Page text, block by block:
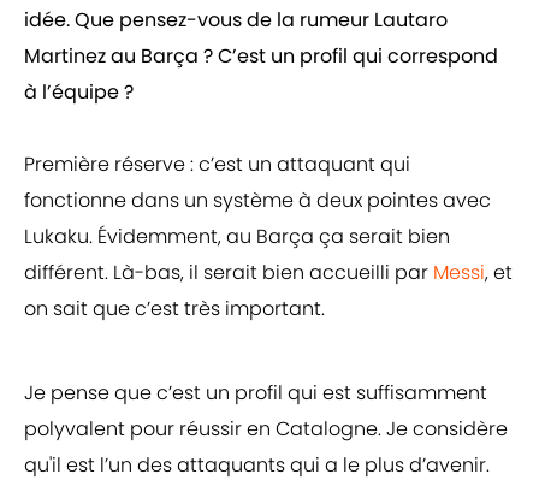
idée. Que pensez-vous de la rumeur Lautaro
Martinez au Barça ? C’est un profil qui correspond
à l’équipe ?
Première réserve : c’est un attaquant qui
fonctionne dans un système à deux pointes avec
Lukaku. Évidemment, au Barça ça serait bien
différent. Là-bas, il serait bien accueilli par Messi, et
on sait que c’est très important.
Je pense que c’est un profil qui est suffisamment
polyvalent pour réussir en Catalogne. Je considère
qu'il est l’un des attaquants qui a le plus d’avenir.